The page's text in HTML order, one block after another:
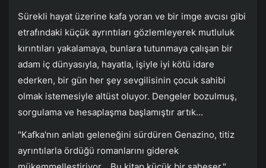
Sürekli hayat üzerine kafa yoran ve bir imge avcısı gibi
etrafındaki küçük ayrıntıları gözlemleyerek mutluluk
kırıntıları yakalamaya, bunlara tutunmaya çalışan bir
adam iç dünyasıyla, hayatla, işiyle iyi kötü idare
ederken, bir gün her şey sevgilisinin çocuk sahibi
olmak istemesiyle altüst oluyor. Dengeler bozulmuş,
sorgulama ve hesaplaşma başlamıştır artık…
"Kafka'nın anlatı geleneğini sürdüren Genazino, titiz
ayrıntılarla ördüğü romanlarını giderek